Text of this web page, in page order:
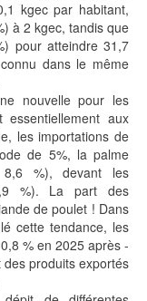
kgec par habitant,
à 2 kgec, tandis que
pour atteindre 31,7
dans le même
nouvelle pour les
aux
les importations de
de 5%, la palme
%), devant les
%). La part des
de poulet ! Dans
cette tendance, les
% en 2025 après -
produits exportés